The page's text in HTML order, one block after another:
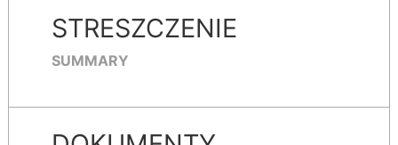
STRESZCZENIE
SUMMARY